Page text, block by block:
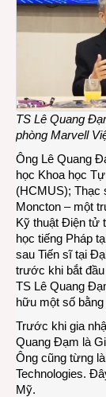
TS Lê Quang
phòng Marvell
Ông Lê Quang
học Khoa học
(HCMUS); Thạc
Moncton – một
Kỹ thuật Điện tử
học tiếng Pháp
sau Tiến sĩ tại
trước khi bắt
TS Lê Quang
hữu một số
Trước khi gia
Quang Đạm là
Ông cũng từng
Technologies.
Mỹ.